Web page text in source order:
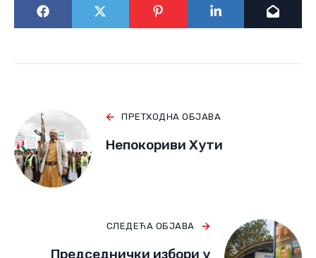
ПРЕТХОДНА ОБЈАВА
Непокориви Хути
СЛЕДЕЋА ОБЈАВА
Председнички избори у